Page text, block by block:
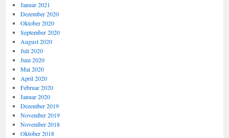
Januar 2021
Dezember 2020
Oktober 2020
September 2020
August 2020
Juli 2020
Juni 2020
Mai 2020
April 2020
Februar 2020
Januar 2020
Dezember 2019
November 2019
November 2018
Oktober 2018